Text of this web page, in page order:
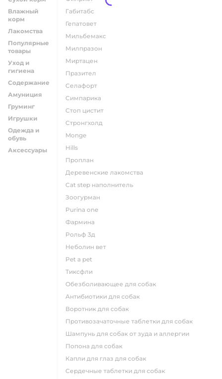
Влажный
корм
Лакомства
Популярные
товары
Уход и
гигиена
Содержание
Амуниция
Груминг
Игрушки
Одежда и
обувь
Аксессуары
габитабс
гепатовет
мильбемакс
милпразон
миртацен
празител
селафорт
симпарика
стоп цистит
стронгхолд
monge
hills
проплан
деревенские лакомства
cat step наполнитель
зоогурман
purina one
фармина
рольф 3д
неболин вет
pet a pet
тиксфли
обезболивающее для собак
антибиотики для собак
воротник для собак
противозачаточные таблетки для собак
шампунь для собак от зуда и аллергии
попона для собак
капли для глаз для собак
сердечные таблетки для собак